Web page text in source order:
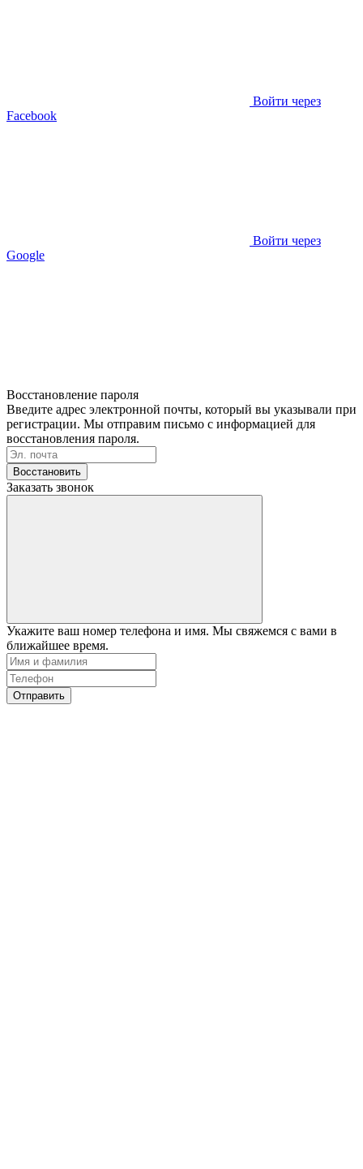
Войти через
Facebook
Войти через
Google
Восстановление пароля
Введите адрес электронной почты, который вы указывали при
регистрации. Мы отправим письмо с информацией для
восстановления пароля.
Восстановить
Заказать звонок
Укажите ваш номер телефона и имя. Мы свяжемся с вами в
ближайшее время.
Отправить